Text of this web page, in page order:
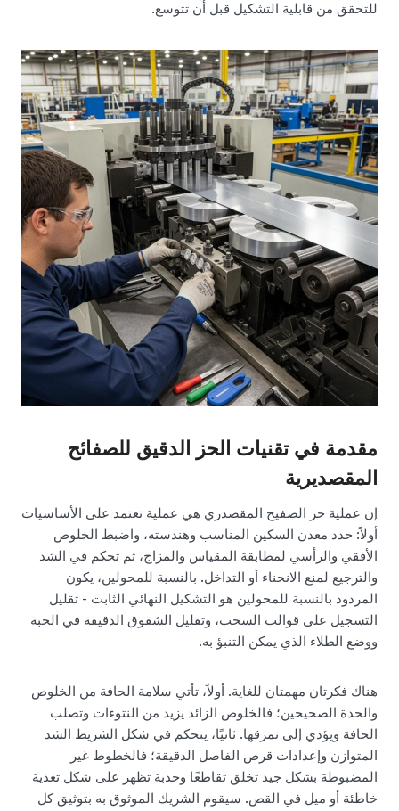
للتحقق من قابلية التشكيل قبل أن تتوسع.
مقدمة في تقنيات الحز الدقيق للصفائح
المقصديرية
إن عملية حز الصفيح المقصدري هي عملية تعتمد على الأساسيات
أولاً: حدد معدن السكين المناسب وهندسته، واضبط الخلوص
الأفقي والرأسي لمطابقة المقياس والمزاج، ثم تحكم في الشد
والترجيع لمنع الانحناء أو التداخل. بالنسبة للمحولين، يكون
المردود بالنسبة للمحولين هو التشكيل النهائي الثابت - تقليل
التسجيل على قوالب السحب، وتقليل الشقوق الدقيقة في الحبة
ووضع الطلاء الذي يمكن التنبؤ به.
هناك فكرتان مهمتان للغاية. أولاً، تأتي سلامة الحافة من الخلوص
والحدة الصحيحين؛ فالخلوص الزائد يزيد من النتوءات وتصلب
الحافة ويؤدي إلى تمزقها. ثانيًا، يتحكم في شكل الشريط الشد
المتوازن وإعدادات قرص الفاصل الدقيقة؛ فالخطوط غير
المضبوطة بشكل جيد تخلق تقاطعًا وحدبة تظهر على شكل تغذية
خاطئة أو ميل في القص. سيقوم الشريك الموثوق به بتوثيق كل